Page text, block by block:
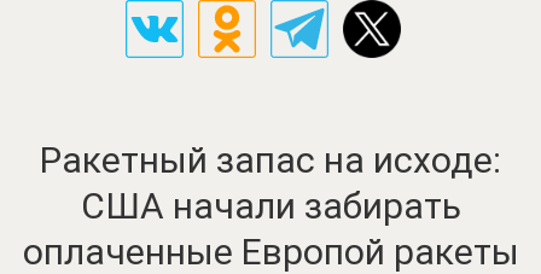
Ракетный запас на исходе:
США начали забирать
оплаченные Европой ракеты